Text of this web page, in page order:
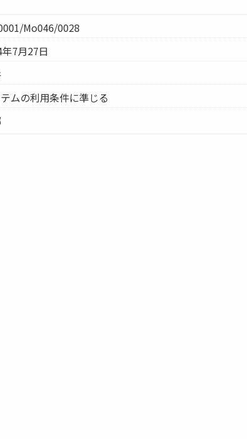
Mo046/0028
7月27日
ムの利用条件に準じる